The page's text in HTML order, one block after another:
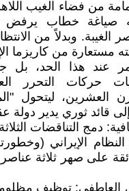
من فضاء الغيب
صياغة خطاب يرفض
الغيبة. وبدلاً من
مستعارة من كاريزما
عند هذا الحد، بل
حركات التحرر
العشرين، ليتحول
قائد ثوري يدير دولة
دمج التناقضات الثلاثة
الإيراني
على صهر ثلاثة
العاطفي: توظيف